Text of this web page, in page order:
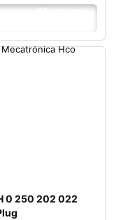
por Whatsapp
0 250 202 022